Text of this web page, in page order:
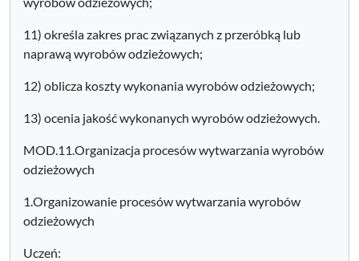
11) określa zakres prac związanych z przeróbką lub
naprawą wyrobów odzieżowych;
12) oblicza koszty wykonania wyrobów odzieżowych;
13) ocenia jakość wykonanych wyrobów odzieżowych.
MOD.11.Organizacja procesów wytwarzania wyrobów
odzieżowych
1.Organizowanie procesów wytwarzania wyrobów
odzieżowych
Uczeń: